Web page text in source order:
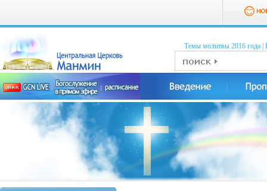
Темы молитвы 2016 годa